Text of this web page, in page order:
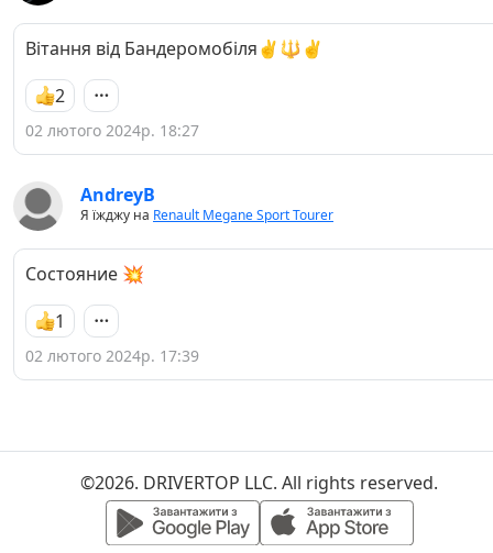
Вітання від Бандеромобіля✌️🔱✌️
2
02 лютого 2024р. 18:27
AndreyB
Я їжджу на Renault Megane Sport Tourer
Состояние 💥
1
02 лютого 2024р. 17:39
©2026. DRIVERTOP LLC. All rights reserved.